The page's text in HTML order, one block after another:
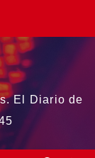
El Diario de